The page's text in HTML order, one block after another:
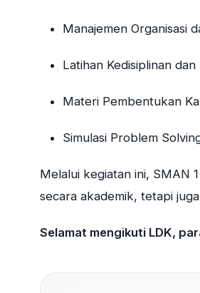
Manajemen Organisasi
Latihan Kedisiplinan
Materi Pembentukan
Simulasi Problem
Melalui kegiatan ini, SMAN
secara akademik, tetapi
Selamat mengikuti LDK,